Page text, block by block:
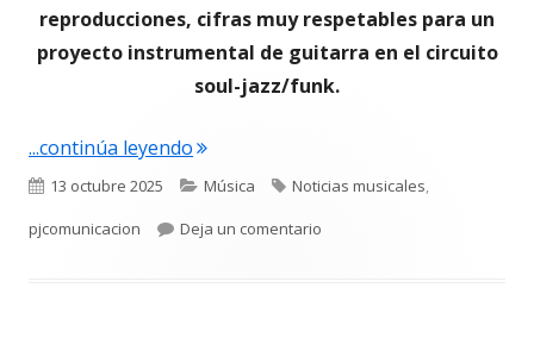
reproducciones, cifras muy respetables para un
proyecto instrumental de guitarra en el circuito
soul-jazz/funk.
...continúa leyendo" Lucas de Mulder, guitarrista
Publicado
el
13 octubre 2025 Categorías
Música Etiquetas
Noticias musicales,
pjcomunicacion
Deja un comentario